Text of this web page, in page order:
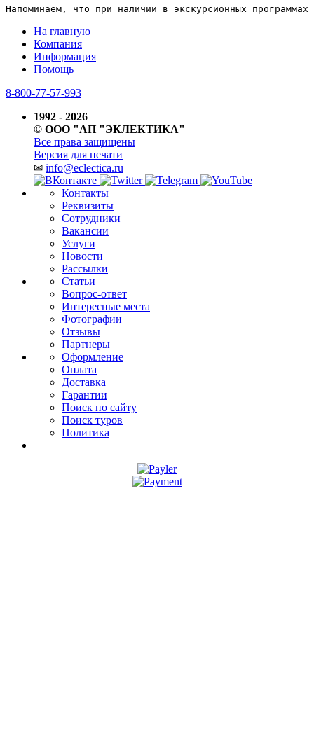
Напоминаем, что при наличии в экскурсионных
На главную
Компания
Информация
Помощь
8-800-77-57-993
1992 - 2026
© ООО "АП "ЭКЛЕКТИКА"
Все права защищены
Версия для печати
✉ info@eclectica.ru
Контакты
Реквизиты
Сотрудники
Вакансии
Услуги
Новости
Рассылки
Статьи
Вопрос-ответ
Интересные места
Фотографии
Отзывы
Партнеры
Оформление
Оплата
Доставка
Гарантии
Поиск по сайту
Поиск туров
Политика